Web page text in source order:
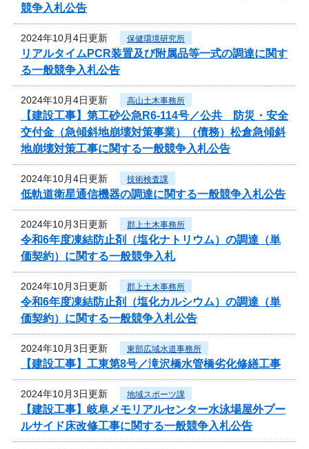
競争入札公告
2024年10月4日更新 保健環境研究所
リアルタイムPCR装置及び附属品等一式の調達に関す
る一般競争入札公告
2024年10月4日更新 高山土木事務所
【建設工事】第工砂公急R6-114号／公共 防災・安全
交付金（急傾斜地崩壊対策事業）（債務）松倉急傾斜
地崩壊対策工事に関する一般競争入札公告
2024年10月4日更新 技術検査課
低軌道衛星通信機器の調達に関する一般競争入札公告
2024年10月3日更新 郡上土木事務所
令和6年度凍結防止剤（塩化ナトリウム）の調達（単
価契約）に関する一般競争入札
2024年10月3日更新 郡上土木事務所
令和6年度凍結防止剤（塩化カルシウム）の調達（単
価契約）に関する一般競争入札公告
2024年10月3日更新 東部広域水道事務所
【建設工事】工東第8号／滝沢橋水管橋劣化修繕工事
2024年10月3日更新 地域スポーツ課
【建設工事】岐阜メモリアルセンター水泳場屋外プー
ルサイド床改修工事に関する一般競争入札公告